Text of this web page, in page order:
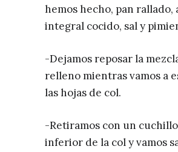
hemos hecho, pan rallado,
integral cocido, sal y
-Dejamos reposar la
relleno mientras vamos a
las hojas de col.
-Retiramos con un
inferior de la col y vamos